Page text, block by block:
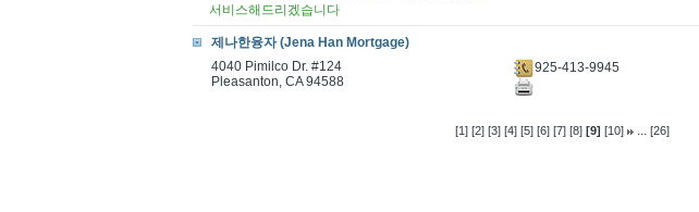
서비스해드리겠습니다
제나한융자 (Jena Han Mortgage)
4040 Pimilco Dr. #124
Pleasanton, CA 94588
925-413-9945
[1] [2] [3] [4] [5] [6] [7] [8] [9] [10] ... [26]